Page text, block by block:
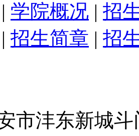
| 学院概况 | 招
| 招生简章 | 招
市沣东新城